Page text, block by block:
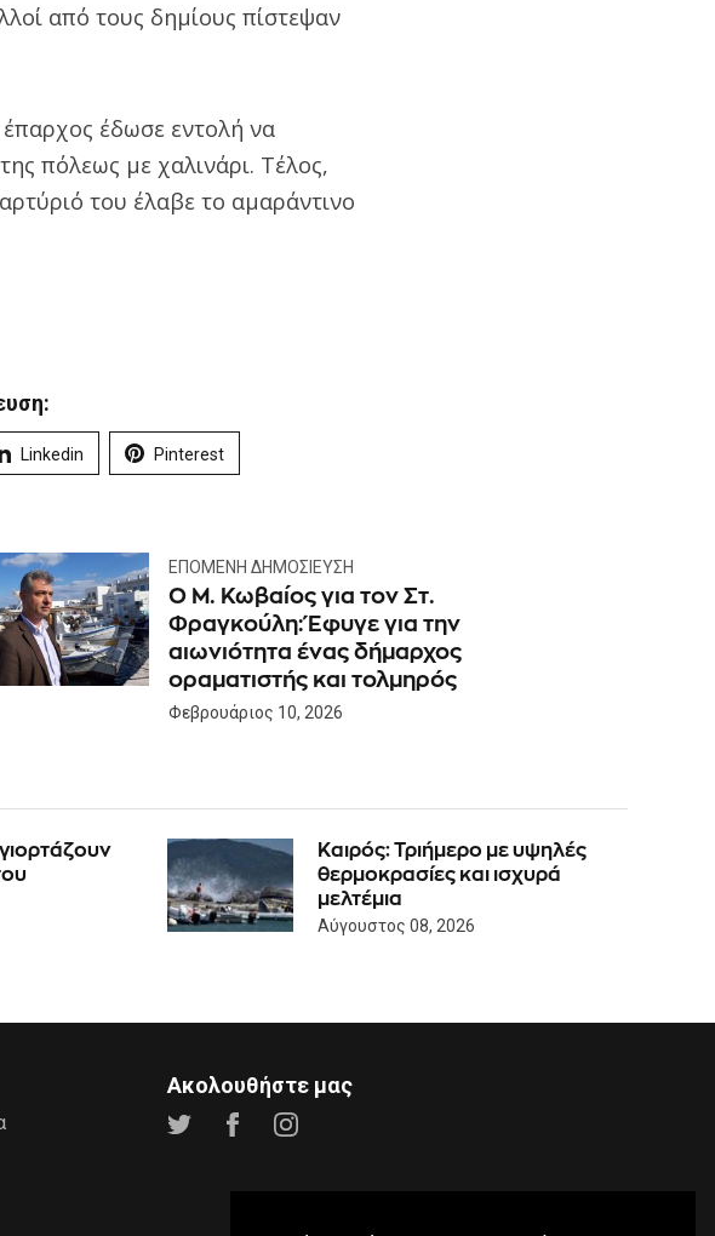
από τους δημίους πίστεψαν
έδωσε εντολή να
πόλεως με χαλινάρι. Τέλος,
του έλαβε το αμαράντινο
Linkedin Pinterest
ΕΠΌΜΕΝΗ ΔΗΜΟΣΊΕΥΣΗ
Ο Μ. Κωβαίος για τον Στ.
Φραγκούλη: Έφυγε για την
αιωνιότητα ένας δήμαρχος
οραματιστής και τολμηρός
Φεβρουάριος 10, 2026
Καιρός: Τριήμερο με υψηλές
θερμοκρασίες και ισχυρά
μελτέμια
Αύγουστος 08, 2026
Ακολουθήστε μας